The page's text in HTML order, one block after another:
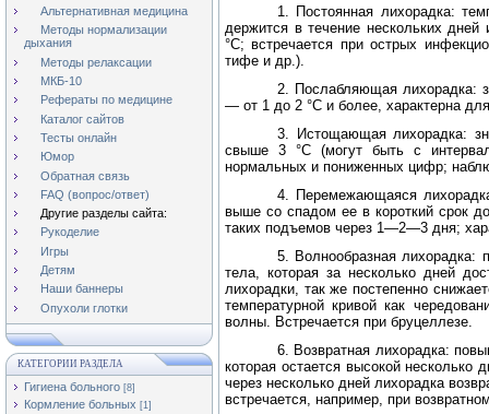
Альтернативная медицина
Методы нормализации
дыхания
Методы релаксации
МКБ-10
Рефераты по медицине
Каталог сайтов
Тесты онлайн
Юмор
Обратная связь
FAQ (вопрос/ответ)
Другие разделы сайта:
Рукоделие
Игры
Детям
Наши баннеры
Опухоли глотки
КАТЕГОРИИ РАЗДЕЛА
Гигиена больного [8]
Кормление больных [1]
1. Постоянная лихорадка:
держится в течение нескольких
°C; встречается при острых
тифе и др.).
2. Послабляющая лихорадка:
— от 1 до 2 °C и более, характерна
3. Истощающая лихорадка:
свыше 3 °C (могут быть с
нормальных и пониженных цифр;
4. Перемежающаяся
выше со спадом ее в короткий срок
таких подъемов через 1—2—3 дня;
5. Волнообразная лихорадка:
тела, которая за несколько дней
лихорадки, так же постепенно
температурной кривой как
волны. Встречается при бруцеллезе.
6. Возвратная лихорадка:
которая остается высокой
через несколько дней лихорадка
встречается, например, при